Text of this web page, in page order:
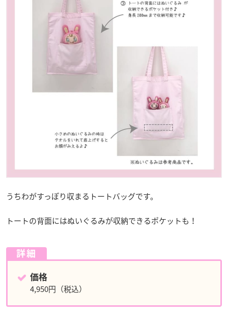
うちわがすっぽり収まるトートバッグです。
トートの背面にはぬいぐるみが収納できるポケットも！
詳細
価格
4,950円（税込）